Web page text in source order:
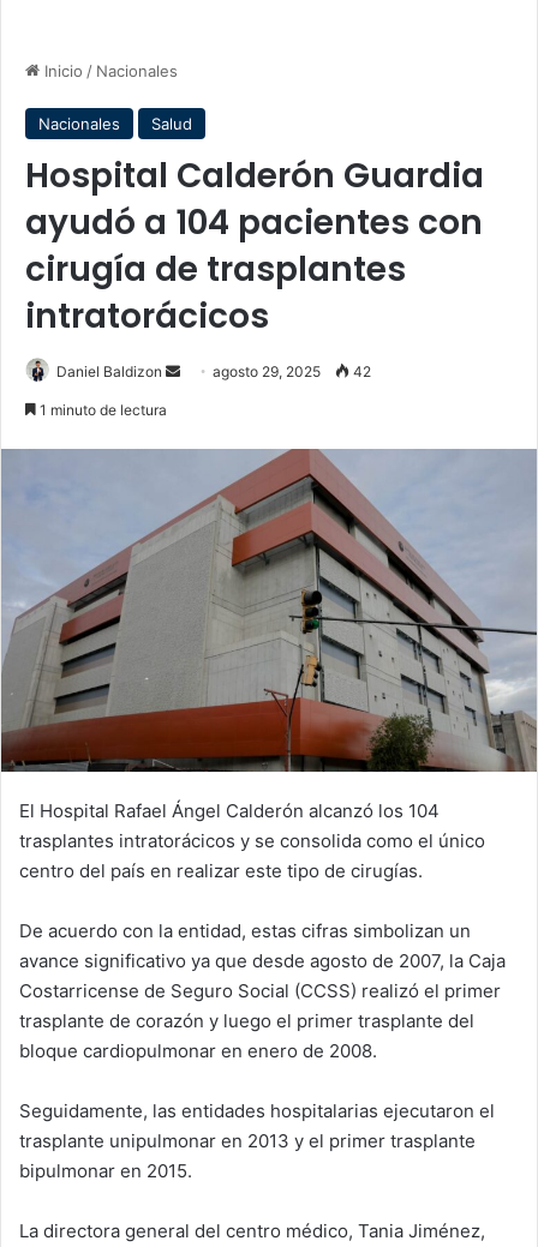
Inicio / Nacionales
Nacionales Salud
Hospital Calderón Guardia
ayudó a 104 pacientes con
cirugía de trasplantes
intratorácicos
Daniel Baldizon
Sendagosto 29, 2025 42
1 minuto de lectura
El Hospital Rafael Ángel Calderón alcanzó los 104
trasplantes intratorácicos y se consolida como el único
centro del país en realizar este tipo de cirugías.
De acuerdo con la entidad, estas cifras simbolizan un
avance significativo ya que desde agosto de 2007, la Caja
Costarricense de Seguro Social (CCSS) realizó el primer
trasplante de corazón y luego el primer trasplante del
bloque cardiopulmonar en enero de 2008.
Seguidamente, las entidades hospitalarias ejecutaron el
trasplante unipulmonar en 2013 y el primer trasplante
bipulmonar en 2015.
La directora general del centro médico, Tania Jiménez,